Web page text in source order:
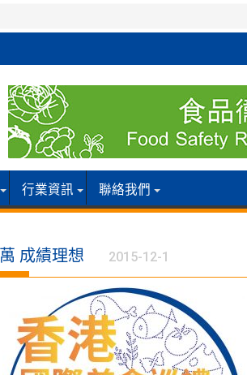
行業資訊 聯絡我們
成績理想 2015-12-1